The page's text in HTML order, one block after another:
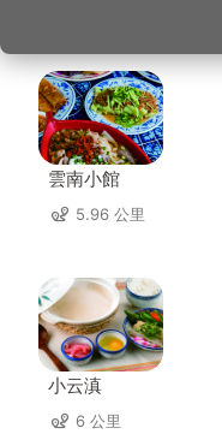
雲南小館
5.96 公里
小云滇
6 公里